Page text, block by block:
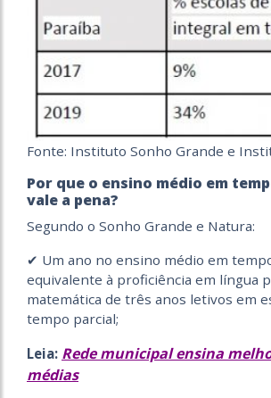
Fonte: Instituto Sonho Grande e
Por que o ensino médio em
vale a pena?
Segundo o Sonho Grande e Natura:
✔ Um ano no ensino médio em
equivalente à proficiência em língua
matemática de três anos letivos em
tempo parcial;
Leia: Rede municipal ensina
médias